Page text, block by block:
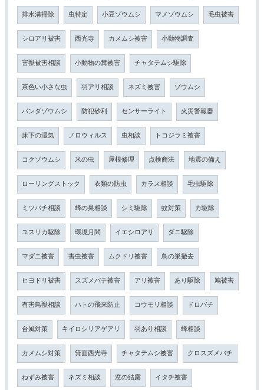
排水溝掃除 虫特定 小豆ゾウムシ マメゾウムシ 毛虫被害
シロアリ被害 西光寺 カメムシ被害 小動物調査
害獣被害相談 小動物の糞被害 チャタテムシ駆除
茶色い小さな虫 羽アリ相談 ネズミ被害 ゾウムシ
パンダゾウムシ 防犯砂利 センサーライト 火災警報器
床下の湿気 ノロウィルス 虫相談 トコジラミ被害
コクゾウムシ 米の虫 屋根修理 点検商法 地震の備え
ローリングストック 衣類の防虫 カラス相談 毛虫駆除
ミツバチ相談 蜂の巣相談 シミ駆除 蚊対策 カ駆除
ユスリカ駆除 環境月間 イエシロアリ ダニ駆除
マダニ被害 害虫被害 ムクドリ被害 鳥の巣撤去
ヒヨドリ被害 スズメバチ被害 アリ被害 あり駆除 鳩被害
有害鳥獣相談 ハトの飛来防止 コウモリ相談 ドロバチ
台風対策 キイロシリアゲアリ 羽あり相談 蜂相談
カメムシ対策 箕面西光寺 チャタテムシ被害 クロスズメバチ
ねずみ被害 ネズミ相談 窓の結露 イタチ被害